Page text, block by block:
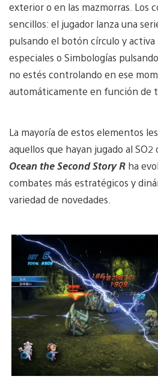
exterior o en las mazmorras. Los
sencillos: el jugador lanza una
pulsando el botón círculo y
especiales o Simbologías pulsando
no estés controlando en ese
automáticamente en función de
La mayoría de estos elementos
aquellos que hayan jugado al SO2
Ocean the Second Story R ha
combates más estratégicos y
variedad de novedades.